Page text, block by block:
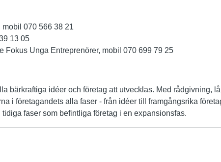
070 566 38 21
13 05
Fokus Unga Entreprenörer, mobil 070 699 79 25
bärkraftiga idéer och företag att utvecklas. Med rådgivning,
i företagandets alla faser - från idéer till framgångsrika
faser som befintliga företag i en expansionsfas.